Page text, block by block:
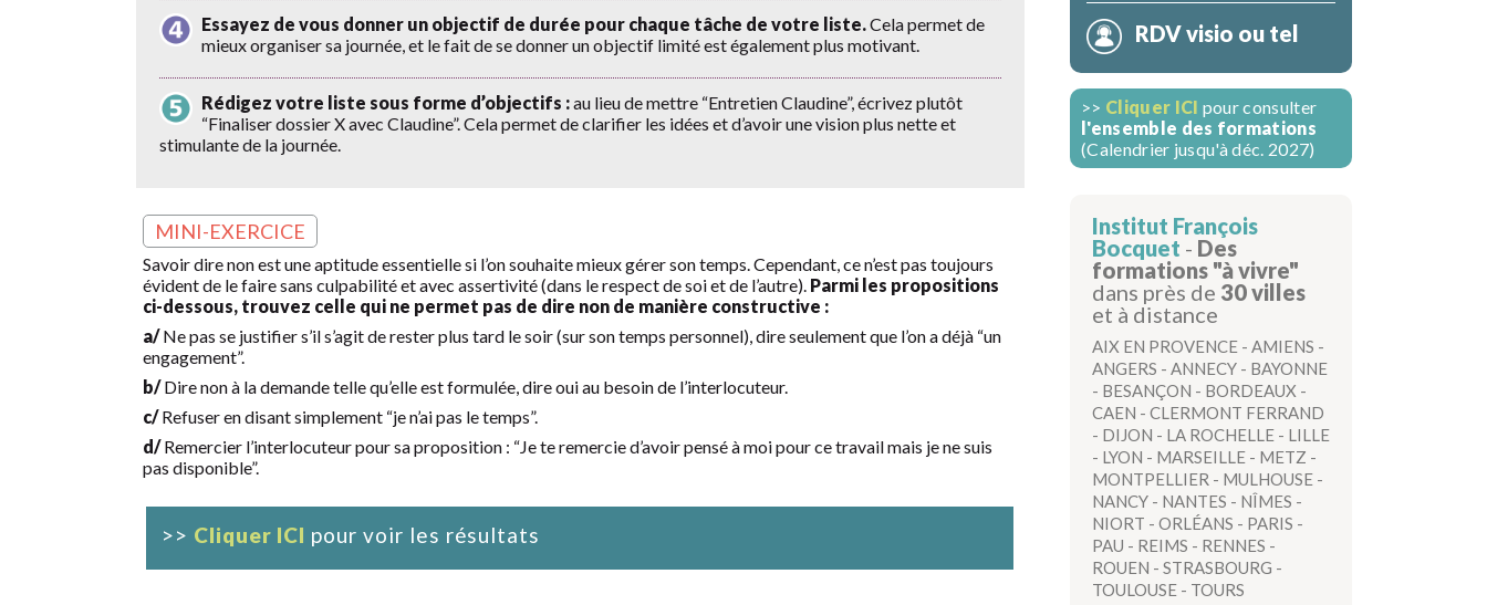
Essayez de vous donner un objectif de durée pour chaque tâche de votre liste.Cela permet de
mieux organiser sa journée, et le fait de se donner un objectif limité est également plus motivant.
Rédigez votre liste sous forme d’objectifs :au lieu de mettre “Entretien Claudine”, écrivez plutôt
“Finaliser dossier X avec Claudine”. Cela permet de clarifier les idées et d’avoir une vision plus nette et
stimulante de la journée.
MINI-EXERCICE
Savoir dire non est une aptitude essentielle si l’on souhaite mieux gérer son temps. Cependant, ce n’est pas toujours
évident de le faire sans culpabilité et avec assertivité (dans le respect de soi et de l’autre). Parmi les propositions
ci-dessous, trouvez celle qui ne permet pas de dire non de manière constructive :
a/Ne pas se justifier s’il s’agit de rester plus tard le soir (sur son temps personnel), dire seulement que l’on a déjà “un
engagement”.
b/Dire non à la demande telle qu’elle est formulée, dire oui au besoin de l’interlocuteur.
c/Refuser en disant simplement “je n’ai pas le temps”.
d/Remercier l’interlocuteur pour sa proposition : “Je te remercie d’avoir pensé à moi pour ce travail mais je ne suis
pas disponible”.
>> Cliquer ICI pour voir les résultats
RDV visio ou tel
>> Cliquer ICI pour consulter
l'ensemble des formations
(Calendrier jusqu'à déc. 2027)
Institut François
Bocquet - Des
formations "à vivre"
dans près de 30 villes
et à distance
AIX EN PROVENCE - AMIENS -
ANGERS - ANNECY - BAYONNE
- BESANÇON - BORDEAUX -
CAEN - CLERMONT FERRAND
- DIJON - LA ROCHELLE - LILLE
- LYON - MARSEILLE - METZ -
MONTPELLIER - MULHOUSE -
NANCY - NANTES - NÎMES -
NIORT - ORLÉANS - PARIS -
PAU - REIMS - RENNES -
ROUEN - STRASBOURG -
TOULOUSE - TOURS